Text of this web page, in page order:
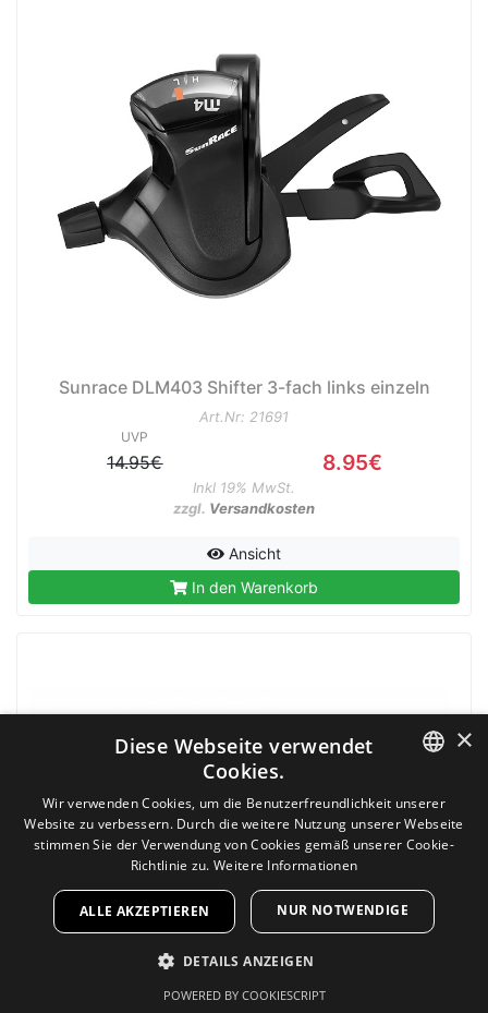
Sunrace DLM403 Shifter 3-fach links einzeln
Art.Nr: 21691
UVP
14.95€ 8.95€
Inkl 19% MwSt.
zzgl. Versandkosten
Ansicht
In den Warenkorb
GERMAN
×
Diese Webseite verwendet
Cookies.
Wir verwenden Cookies, um die Benutzerfreundlichkeit unserer
Website zu verbessern. Durch die weitere Nutzung unserer Webseite
stimmen Sie der Verwendung von Cookies gemäß unserer Cookie-
Richtlinie zu. Weitere Informationen
ALLE AKZEPTIEREN NUR NOTWENDIGE
DETAILS ANZEIGEN
UNBEDINGT ERFORDERLICH
POWERED BY COOKIESCRIPT